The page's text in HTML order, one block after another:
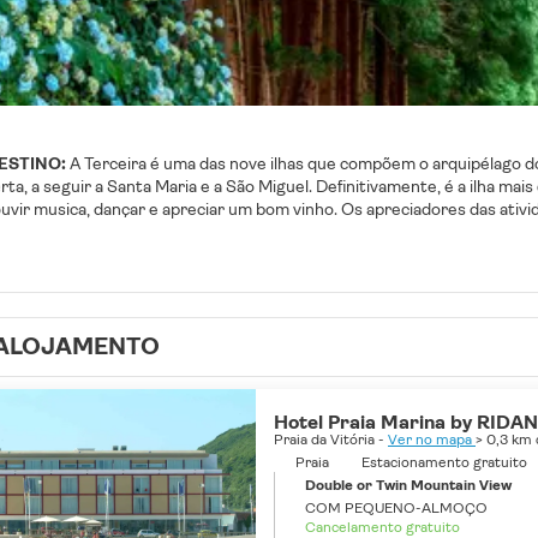
A Terceira é uma das nove ilhas que compõem o
a seguir a Santa Maria e a São Miguel. Definitivamente, é a ilha
musica, dançar e apreciar um bom vinho. Os apreciadores das
do vinho, onde se pode degustar as melhores produções da ilha.
das nove ilhas que compõem o arquipélago dos Açores. O seu
e a São Miguel. Definitivamente, é a ilha mais divertida dos Açores:
um bom vinho. Os apreciadores das atividades outdoor podem
quedas de água, passeios de bicicleta ou kayak. Para os
degustar as melhores produções da ilha. Quem gosta da natureza
e incontáveis espécies exóticas da Terceira. Por fim, é
Hotel Praia Marina by
Praia da Vitória - Ver no mapa > 0,3 km
Praia
Estacionamento gratuito
Double or Twin Mountain View
COM PEQUENO-ALMOÇO
Cancelamento gratuito